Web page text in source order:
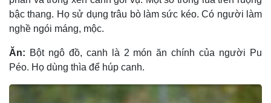
bậc thang. Họ sử dụng trâu bò làm sức kéo. Có người làm
nghề ngói máng, mộc.
Ăn: Bột ngô đồ, canh là 2 món ăn chính của người Pu
Péo. Họ dùng thìa để húp canh.